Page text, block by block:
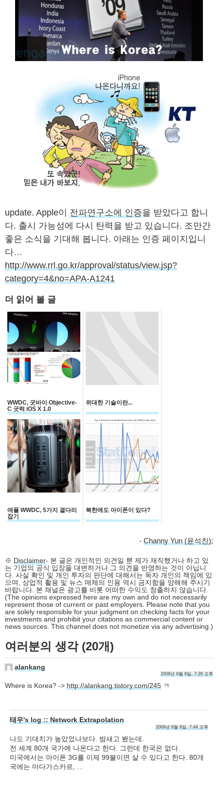
update. Apple이 전파연구소에 인증을 받았다고 합니
다. 출시 가능성에 다시 탄력을 받고 있습니다. 조만간
좋은 소식을 기대해 봅니다. 아래는 인증 페이지입니
다…
http://www.rrl.go.kr/approval/status/view.jsp?
category=4&no=APA-A1241
더 읽어 볼 글
WWDC, 굿바이 Objective-
C 굿럭 iOS X 1.0
위대한 기술이란...
애플 WWDC, 5가지 곁다리
잡기
북한에도 아이폰이 있다?
- Channy Yun (윤석찬);
※ Disclaimer- 본 글은 개인적인 의견일 뿐 제가 재직했거나 하고 있
는 기업의 공식 입장을 대변하거나 그 의견을 반영하는 것이 아닙니
다. 사실 확인 및 개인 투자의 판단에 대해서는 독자 개인의 책임에 있
으며, 상업적 활용 및 뉴스 매체의 인용 역시 금지함을 양해해 주시기
바랍니다. 본 채널은 광고를 비롯 어떠한 수익도 창출하지 않습니다.
(The opinions expressed here are my own and do not necessarily
represent those of current or past employers. Please note that you
are solely responsible for your judgment on checking facts for your
investments and prohibit your citations as commercial content or
news sources. This channel does not monetize via any advertising.)
여러분의 생각 (20개)
alankang
2009년 6월 8일, 7:26 오후
Where is Korea? -> http://alankang.tistory.com/245 ㅋ
태우's log :: Network Extrapolation
2009년 6월 8일, 7:44 오후
나도 기대치가 높았었나보다. 밤새고 봤는데.
전 세계 80개 국가에 나온다고 한다. 그런데 한국은 없다.
미국에서는 아이폰 3G를 이제 99불이면 살 수 있다고 한다. 80개
국에는 마다가스카르, …